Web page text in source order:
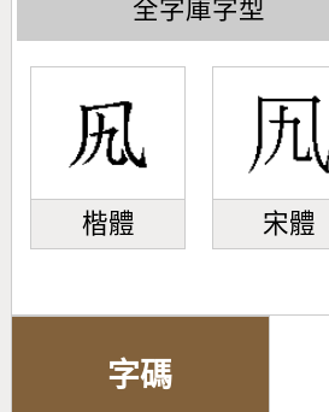
全字庫字型
楷體 宋體
字碼